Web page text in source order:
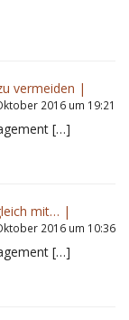
vermeiden |
2016 um 19:21
[…]
mit… |
2016 um 10:36
[…]